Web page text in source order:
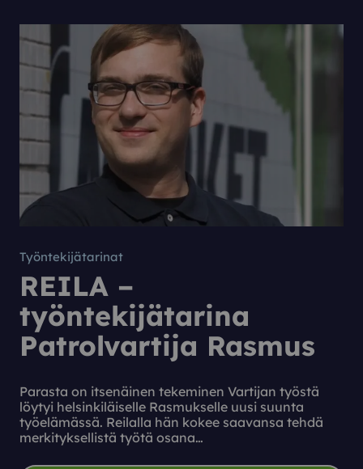
Työntekijätarinat
REILA –
työntekijätarina
Patrolvartija Rasmus
Parasta on itsenäinen tekeminen Vartijan työstä
löytyi helsinkiläiselle Rasmukselle uusi suunta
työelämässä. Reilalla hän kokee saavansa tehdä
merkityksellistä työtä osana…